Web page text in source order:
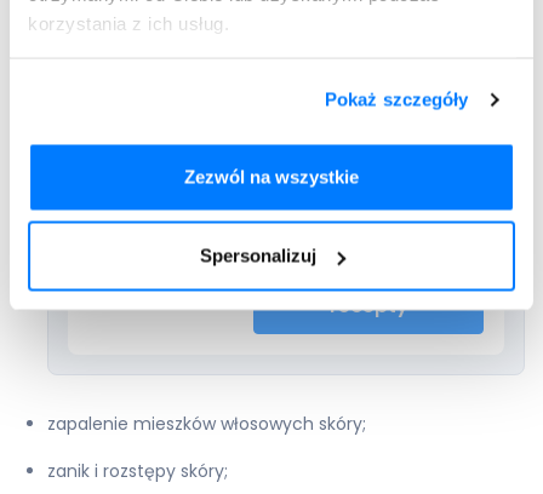
korzystania z ich usług.
Pokaż szczegóły
Zezwól na wszystkie
Spersonalizuj
wtórne zakażenia skóry;
Maksymalnie 4 leki na jednej recepcie.
Clobederm
Dodaj do
recepty
zapalenie mieszków włosowych skóry;
zanik i rozstępy skóry;